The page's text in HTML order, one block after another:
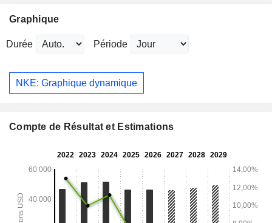
Graphique
Durée Période
NKE: Graphique dynamique
Compte de Résultat et Estimations